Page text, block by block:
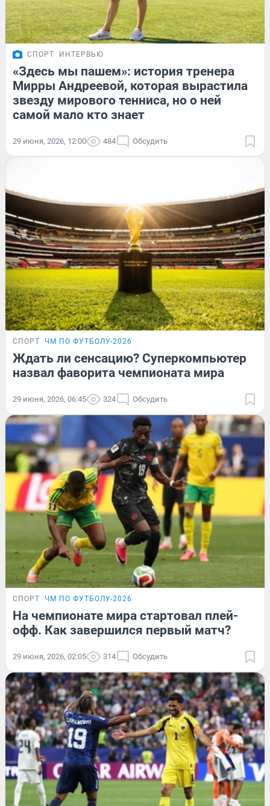
СПОРТ ИНТЕРВЬЮ
«Здесь мы пашем»: история тренера
Мирры Андреевой, которая вырастила
звезду мирового тенниса, но о ней
самой мало кто знает
29 июня, 2026, 12:00 484 Обсудить
СПОРТ ЧМ ПО ФУТБОЛУ-2026
Ждать ли сенсацию? Суперкомпьютер
назвал фаворита чемпионата мира
29 июня, 2026, 06:45 324 Обсудить
СПОРТ ЧМ ПО ФУТБОЛУ-2026
На чемпионате мира стартовал плей-
офф. Как завершился первый матч?
29 июня, 2026, 02:05 314 Обсудить